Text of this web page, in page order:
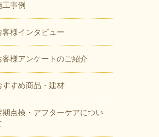
工事例
客様インタビュー
客様アンケートのご紹介
すすめ商品・建材
期点検・アフターケアについ